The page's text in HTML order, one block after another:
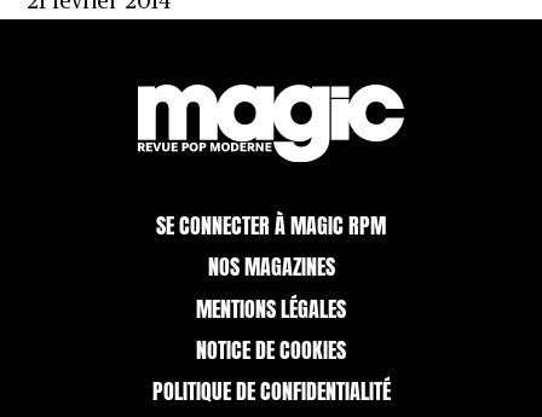
SE CONNECTER À MAGIC RPM
NOS MAGAZINES
MENTIONS LÉGALES
NOTICE DE COOKIES
POLITIQUE DE CONFIDENTIALITÉ